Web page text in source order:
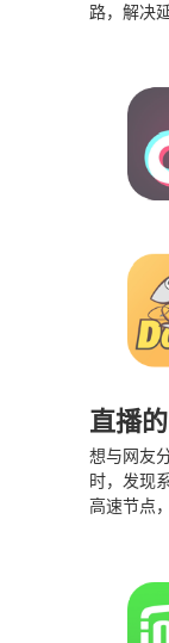
路，解决
直播
想与网友
时，发现
高速节点